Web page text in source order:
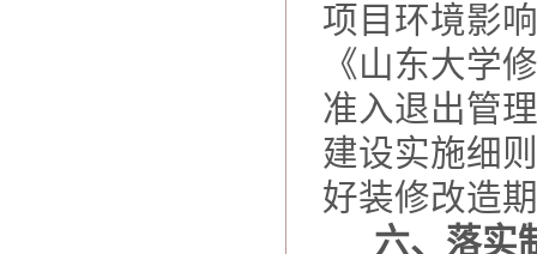
项目环境影
《山东大学
准入退出管
建设实施细
好装修改造
六、落实